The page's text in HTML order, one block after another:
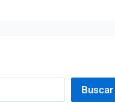
Buscar